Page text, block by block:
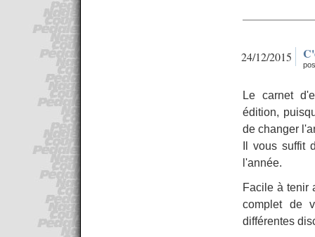
24/12/2015
Le carnet
édition,
de changer
Il vous suffit
l'année.
Facile à tenir
complet de
différentes